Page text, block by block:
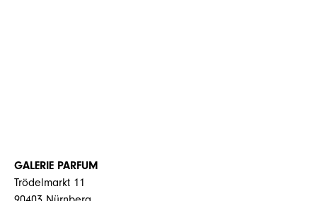
GALERIE PARFUM
Trödelmarkt 11